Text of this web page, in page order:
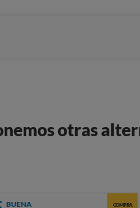
otras
BUENA
COMPRA